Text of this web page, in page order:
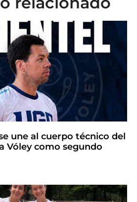
une al cuerpo técnico del
Vóley como segundo